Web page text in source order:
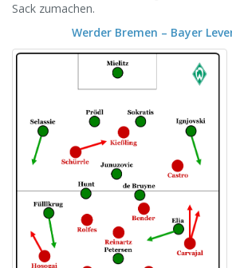
Sack zumachen.
Werder Bremen – Bayer